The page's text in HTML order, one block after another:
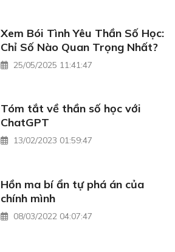
Xem Bói Tình Yêu Thần Số Học:
Chỉ Số Nào Quan Trọng Nhất?
25/05/2025 11:41:47
Tóm tắt về thần số học với
ChatGPT
13/02/2023 01:59:47
Hồn ma bí ẩn tự phá án của
chính mình
08/03/2022 04:07:47